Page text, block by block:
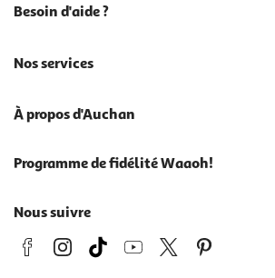
Besoin d'aide ?
Nos services
À propos d'Auchan
Programme de fidélité Waaoh!
Nous suivre